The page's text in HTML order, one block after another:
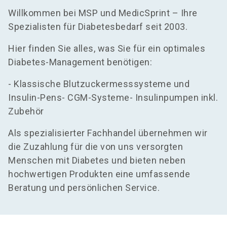
Willkommen bei MSP und MedicSprint – Ihre
Spezialisten für Diabetesbedarf seit 2003.
Hier finden Sie alles, was Sie für ein optimales
Diabetes-Management benötigen:
- Klassische Blutzuckermesssysteme und
Insulin-Pens- CGM-Systeme- Insulinpumpen inkl.
Zubehör
Als spezialisierter Fachhandel übernehmen wir
die Zuzahlung für die von uns versorgten
Menschen mit Diabetes und bieten neben
hochwertigen Produkten eine umfassende
Beratung und persönlichen Service.